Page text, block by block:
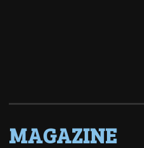
MAGAZINE